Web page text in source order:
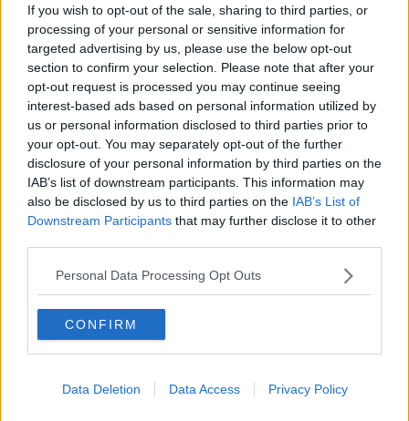
If you wish to opt-out of the sale, sharing to third parties, or
processing of your personal or sensitive information for
targeted advertising by us, please use the below opt-out
section to confirm your selection. Please note that after your
opt-out request is processed you may continue seeing
interest-based ads based on personal information utilized by
us or personal information disclosed to third parties prior to
your opt-out. You may separately opt-out of the further
disclosure of your personal information by third parties on the
IAB’s list of downstream participants. This information may
also be disclosed by us to third parties on the IAB’s List of
Downstream Participants that may further disclose it to other
Personal Data Processing Opt Outs
CONFIRM
Data Deletion Data Access Privacy Policy
​Storie antiche di tempi moderni
​Quello che alle mamme non dicono
Adultescenza
Homo imbecillis
​4 anni di Blog
Quando il silenzio è aggressivo
​Il passato, questo conosciuto!
​Clima ballerino e sbalzi d’umore
La maternità
​L’uomo o l’orso?
Non hanno un amico a teatro​
​Tutta una questione di rispetto
​Cose che ci esauriscono
​Vespa che passione!
​Lasciate ai vostri figli il diritto di piangere
​Parole d’amore regalate al vento
​Saper pazientare
​Giornata del Fiocchetto Lilla
​Venerdì emozionalmente sostenibile
Contornati di persone che…